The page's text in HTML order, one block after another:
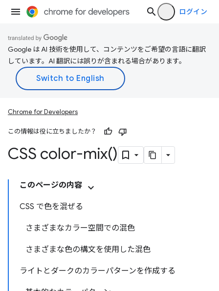
ログイン
Google は AI 技術を使用して、コンテンツをご希望の言語に翻訳
しています。AI 翻訳には誤りが含まれる場合があります。
Chrome for Developers
この情報は役に立ちましたか？
CSS color-mix()
このページの内容
CSS で色を混ぜる
さまざまなカラー空間での混色
さまざまな色の構文を使用した混色
ライトとダークのカラーパターンを作成する